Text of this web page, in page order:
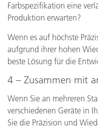
Farbspezifikation eine
Produktion erwarten?
Wenn es auf höchste
aufgrund ihrer hohen
beste Lösung für die
4 – Zusammen mit
Wenn Sie an mehreren
verschiedenen Geräte in
Sie die Präzision und